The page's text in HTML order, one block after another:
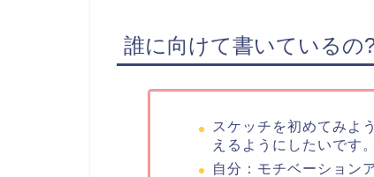
誰に向けて書いているの
スケッチを初めてみよ
えるようにしたいです。
自分：モチベーション